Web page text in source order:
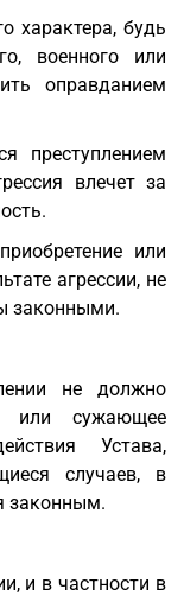
характера, будь
военного или
оправданием
преступлением
влечет за
или
агрессии, не
законными.
не должно
или сужающее
Устава,
случаев, в
законным.
и в частности в